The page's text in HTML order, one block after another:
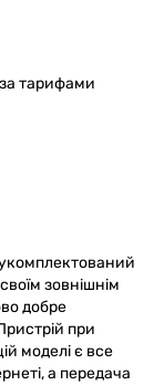
тарифами
зовнішнім
добре
при
моделі є все
а передача